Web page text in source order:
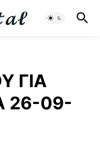
ΓΙΑ
26-09-